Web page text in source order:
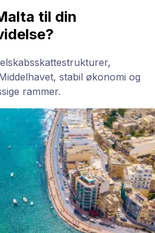
til din
stabil økonomi og
rammer.